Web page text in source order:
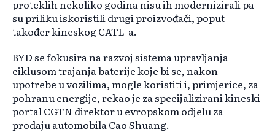
proteklih nekoliko godina nisu ih modernizirali pa
su priliku iskoristili drugi proizvođači, poput
također kineskog CATL-a.
BYD se fokusira na razvoj sistema upravljanja
ciklusom trajanja baterije koje bi se, nakon
upotrebe u vozilima, mogle koristiti i, primjerice, za
pohranu energije, rekao je za specijalizirani kineski
portal CGTN direktor u evropskom odjelu za
prodaju automobila Cao Shuang.